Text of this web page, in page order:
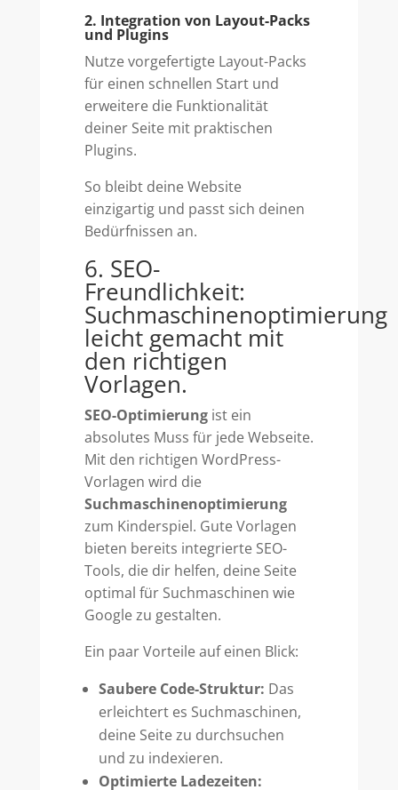
2. Integration von Layout-Packs
und Plugins
Nutze vorgefertigte Layout-Packs
für einen schnellen Start und
erweitere die Funktionalität
deiner Seite mit praktischen
Plugins.
So bleibt deine Website
einzigartig und passt sich deinen
Bedürfnissen an.
6. SEO-
Freundlichkeit:
Suchmaschinenoptimierung
leicht gemacht mit
den richtigen
Vorlagen.
SEO-Optimierungist ein
absolutes Muss für jede Webseite.
Mit den richtigen WordPress-
Vorlagen wird die
Suchmaschinenoptimierung
zum Kinderspiel. Gute Vorlagen
bieten bereits integrierte SEO-
Tools, die dir helfen, deine Seite
optimal für Suchmaschinen wie
Google zu gestalten.
Ein paar Vorteile auf einen Blick:
Saubere Code-Struktur: Das
erleichtert es Suchmaschinen,
deine Seite zu durchsuchen
und zu indexieren.
Optimierte Ladezeiten: